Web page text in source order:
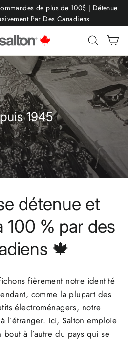
de plus de 100$ | Détenue
Par Des Canadiens
1945
détenue et
100 % par des
🍁
fièrement notre identité
comme la plupart des
électroménagers, notre
l’étranger. Ici, Salton emploie
bout à l’autre du pays qui se